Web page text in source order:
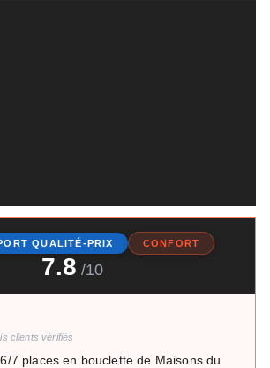
QUALITÉ-PRIX CONFORT
7.8 /10
clients vérifiés
7 places en bouclette de Maisons du